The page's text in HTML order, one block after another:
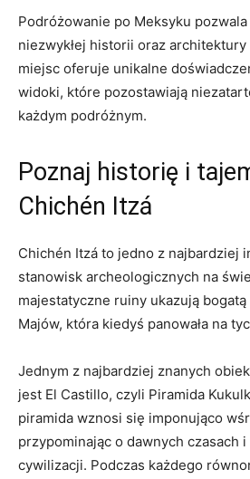
Podróżowanie‍ po Meksyku
niezwykłej historii oraz architektury
miejsc oferuje unikalne
widoki, które pozostawiają
każdym podróżnym.
Poznaj historię i
Chichén Itzá
Chichén Itzá to jedno z najbardziej
stanowisk archeologicznych na
majestatyczne ruiny ukazują
Majów,⁣ która kiedyś panowała na
Jednym z najbardziej znanych
jest El Castillo, czyli Piramida
piramida‌ wznosi się imponująco⁣
przypominając o dawnych czasach
cywilizacji. Podczas każdego